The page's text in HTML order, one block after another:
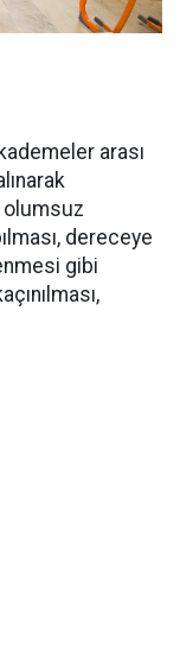
arası
olumsuz
dereceye
gibi